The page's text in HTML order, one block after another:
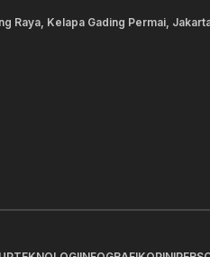
Raya, Kelapa Gading Permai,